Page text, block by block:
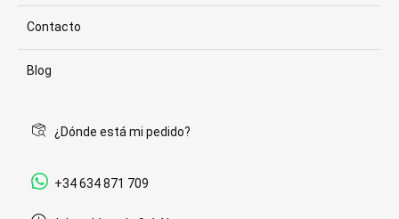
Contacto
Blog
¿Dónde está mi pedido?
+34 634 871 709